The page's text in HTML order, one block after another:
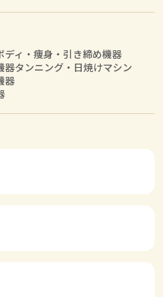
ディ・痩身・引き締め機器
器タンニング・日焼けマシン
器